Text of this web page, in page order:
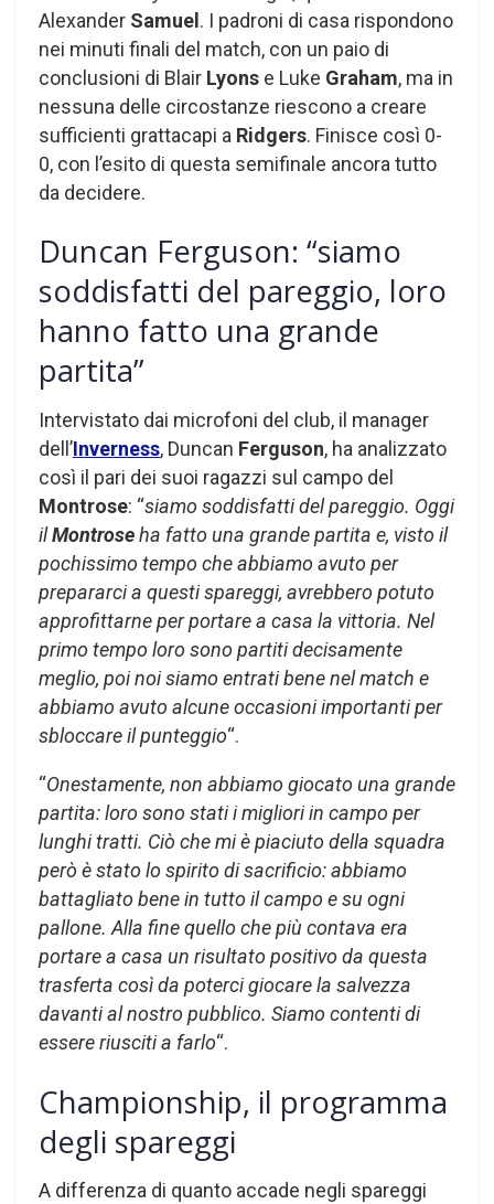
Alexander Samuel. I padroni di casa rispondono
nei minuti finali del match, con un paio di
conclusioni di Blair Lyons e Luke Graham, ma in
nessuna delle circostanze riescono a creare
sufficienti grattacapi a Ridgers. Finisce così 0-
0, con l’esito di questa semifinale ancora tutto
da decidere.
Duncan Ferguson: “siamo
soddisfatti del pareggio, loro
hanno fatto una grande
partita”
Intervistato dai microfoni del club, il manager
dell’Inverness, Duncan Ferguson, ha analizzato
così il pari dei suoi ragazzi sul campo del
Montrose: “siamo soddisfatti del pareggio. Oggi
ilMontroseha fatto una grande partita e, visto il
pochissimo tempo che abbiamo avuto per
prepararci a questi spareggi, avrebbero potuto
approfittarne per portare a casa la vittoria. Nel
primo tempo loro sono partiti decisamente
meglio, poi noi siamo entrati bene nel match e
abbiamo avuto alcune occasioni importanti per
sbloccare il punteggio“.
“Onestamente, non abbiamo giocato una grande
partita: loro sono stati i migliori in campo per
lunghi tratti. Ciò che mi è piaciuto della squadra
però è stato lo spirito di sacrificio: abbiamo
battagliato bene in tutto il campo e su ogni
pallone. Alla fine quello che più contava era
portare a casa un risultato positivo da questa
trasferta così da poterci giocare la salvezza
davanti al nostro pubblico. Siamo contenti di
essere riusciti a farlo“.
Championship, il programma
degli spareggi
A differenza di quanto accade negli spareggi